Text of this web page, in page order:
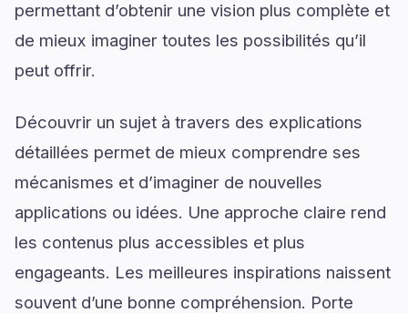
permettant d’obtenir une vision plus complète et
de mieux imaginer toutes les possibilités qu’il
peut offrir.
Découvrir un sujet à travers des explications
détaillées permet de mieux comprendre ses
mécanismes et d’imaginer de nouvelles
applications ou idées. Une approche claire rend
les contenus plus accessibles et plus
engageants. Les meilleures inspirations naissent
souvent d’une bonne compréhension. Porte